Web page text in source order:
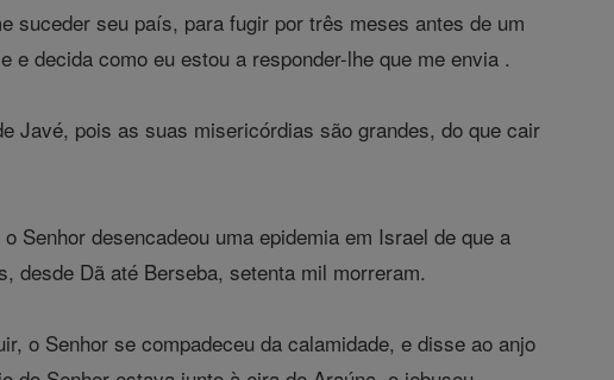
suceder seu país, para fugir por três meses antes de um
decida como eu estou a responder-lhe que me envia .
Javé, pois as suas misericórdias são grandes, do que cair
Senhor desencadeou uma epidemia em Israel de que a
desde Dã até Berseba, setenta mil morreram.
o Senhor se compadeceu da calamidade, e disse ao anjo